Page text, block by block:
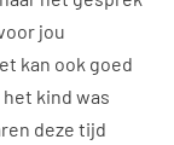
jou
kan ook goed
kind was
deze tijd